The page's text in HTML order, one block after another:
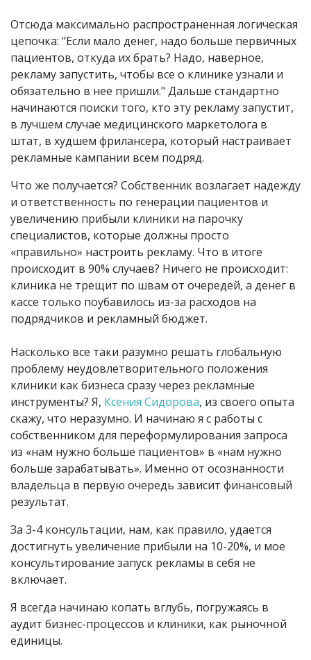
Отсюда максимально распространенная логическая
цепочка: "Если мало денег, надо больше первичных
пациентов, откуда их брать? Надо, наверное,
рекламу запустить, чтобы все о клинике узнали и
обязательно в нее пришли." Дальше стандартно
начинаются поиски того, кто эту рекламу запустит,
в лучшем случае медицинского маркетолога в
штат, в худшем фрилансера, который настраивает
рекламные кампании всем подряд.
Что же получается? Собственник возлагает надежду
и ответственность по генерации пациентов и
увеличению прибыли клиники на парочку
специалистов, которые должны просто
«правильно» настроить рекламу. Что в итоге
происходит в 90% случаев? Ничего не происходит:
клиника не трещит по швам от очередей, а денег в
кассе только поубавилось из-за расходов на
подрядчиков и рекламный бюджет.
Насколько все таки разумно решать глобальную
проблему неудовлетворительного положения
клиники как бизнеса сразу через рекламные
инструменты? Я, Ксения Сидорова, из своего опыта
скажу, что неразумно. И начинаю я с работы с
собственником для переформулирования запроса
из «нам нужно больше пациентов» в «нам нужно
больше зарабатывать». Именно от осознанности
владельца в первую очередь зависит финансовый
результат.
За 3-4 консультации, нам, как правило, удается
достигнуть увеличение прибыли на 10-20%, и мое
консультирование запуск рекламы в себя не
включает.
Я всегда начинаю копать вглубь, погружаясь в
аудит бизнес-процессов и клиники, как рыночной
единицы.